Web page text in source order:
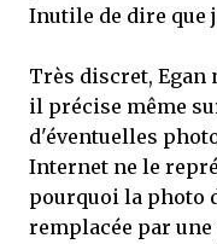
Inutile de dire que
Très discret, Egan
il précise même
d'éventuelles
Internet ne le
pourquoi la photo
remplacée par